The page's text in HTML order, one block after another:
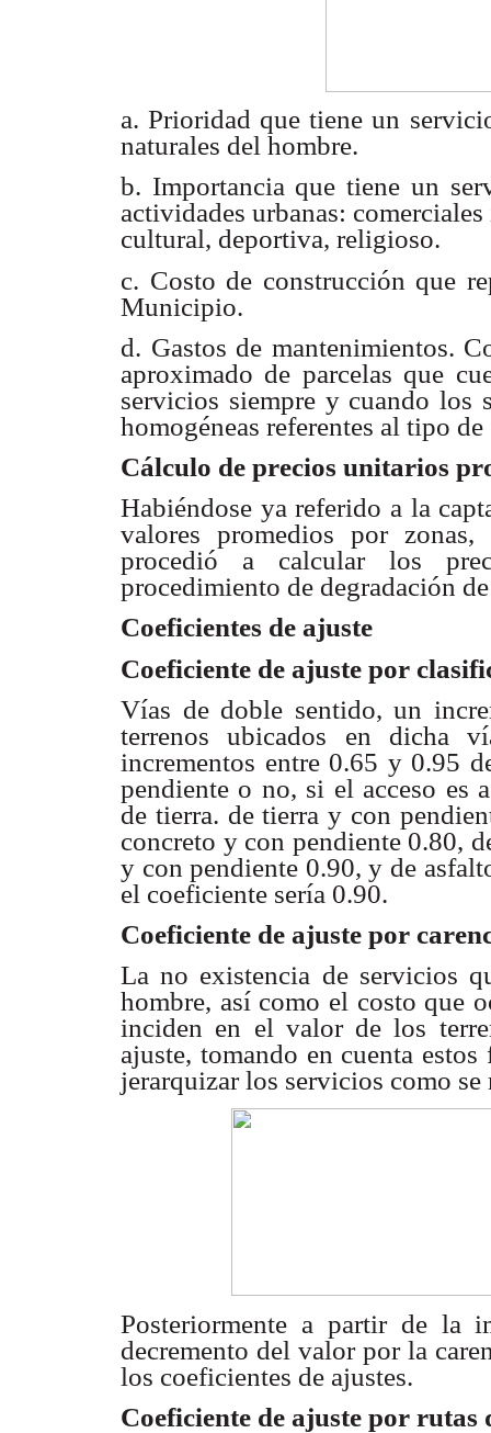
a. Prioridad que tiene un
naturales del hombre.
b. Importancia que tiene un
actividades urbanas:
cultural, deportiva, religioso.
c. Costo de construcción que
Municipio.
d. Gastos de mantenimientos.
aproximado de parcelas que
servicios siempre y cuandolos
homogéneas referentes al tipo
Cálculo de precios unitarios
Habiéndose ya referido a la
valores promedios por zonas,
procedió a calcular los
procedimiento de degradación
Coeficientes de ajuste
Coeficiente de ajuste por
Vías de doble sentido, un
terrenos ubicados en dicha
incrementos entre 0.65 y 0.95
pendiente o no, si el acceso es
de tierra. de tierra y con
concreto y con pendiente 0.80,
y con pendiente 0.90, y de
el coeficiente sería 0.90.
Coeficiente de ajuste por
La no existencia de servicios
hombre, así como el costo que
inciden en el valor de los
ajuste, tomando en cuenta
jerarquizar los servicios como se
Posteriormente a partir de la
decremento del valor por la
los coeficientes de ajustes.
Coeficiente de ajuste por rutas